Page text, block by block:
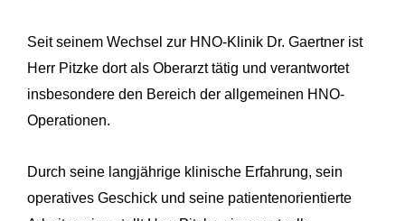
Seit seinem Wechsel zur HNO-Klinik Dr. Gaertner ist
Herr Pitzke dort als Oberarzt tätig und verantwortet
insbesondere den Bereich der allgemeinen HNO-
Operationen.
Durch seine langjährige klinische Erfahrung, sein
operatives Geschick und seine patientenorientierte